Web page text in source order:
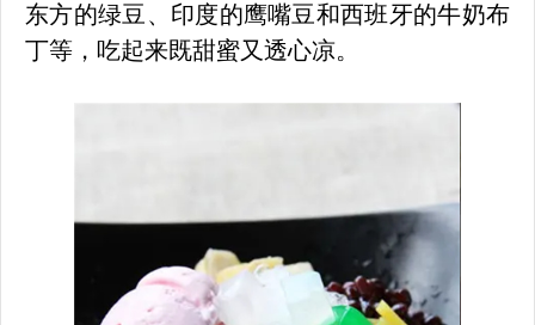
东方的绿豆、印度的鹰嘴豆和西班牙的牛奶布
丁等，吃起来既甜蜜又透心凉。